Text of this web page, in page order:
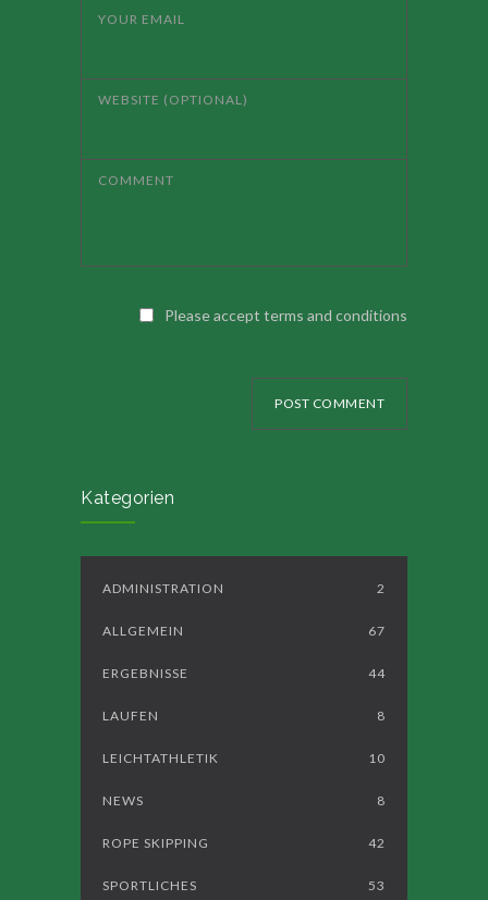
YOUR EMAIL
WEBSITE (OPTIONAL)
COMMENT
Please accept terms and conditions
POST COMMENT
Kategorien
ADMINISTRATION 2
ALLGEMEIN 67
ERGEBNISSE 44
LAUFEN 8
LEICHTATHLETIK 10
NEWS 8
ROPE SKIPPING 42
SPORTLICHES 53